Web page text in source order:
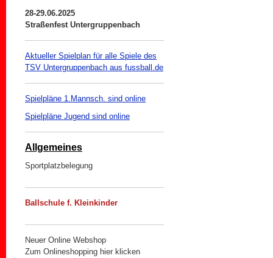
28-29.06.2025
Straßenfest Untergruppenbach
Aktueller Spielplan für alle Spiele des
TSV Untergruppenbach aus fussball.de
Spielpläne 1.Mannsch. sind online
Spielpläne Jugend sind online
Allgemeines
Sportplatzbelegung
Ballschule f. Kleinkinder
Neuer Online Webshop
Zum Onlineshopping hier klicken